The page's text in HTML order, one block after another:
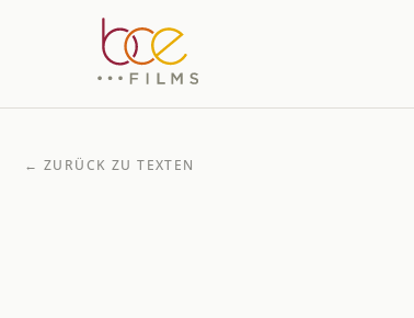
← ZURÜCK ZU TEXTEN